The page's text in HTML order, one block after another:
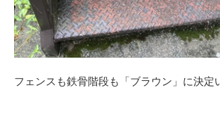
フェンスも鉄骨階段も「ブラウン」に決定